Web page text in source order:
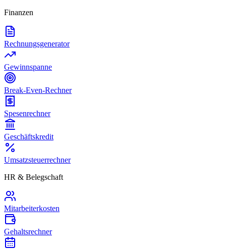
Finanzen
Rechnungsgenerator
Gewinnspanne
Break-Even-Rechner
Spesenrechner
Geschäftskredit
Umsatzsteuerrechner
HR & Belegschaft
Mitarbeiterkosten
Gehaltsrechner